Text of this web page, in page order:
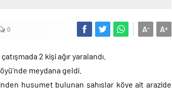
0 A+
A-
2 kişi ağır yaralandı.
meydana geldi.
husumet bulunan şahıslar köye ait arazide